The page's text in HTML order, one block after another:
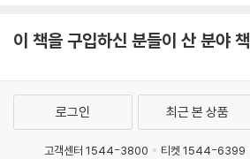
이 책을 구입하신 분들이 산 분야 책
로그인 최근 본 상품
고객센터 1544-3800 티켓 1544-6399